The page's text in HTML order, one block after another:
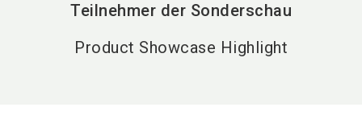
Teilnehmer der Sonderschau
Product Showcase Highlight